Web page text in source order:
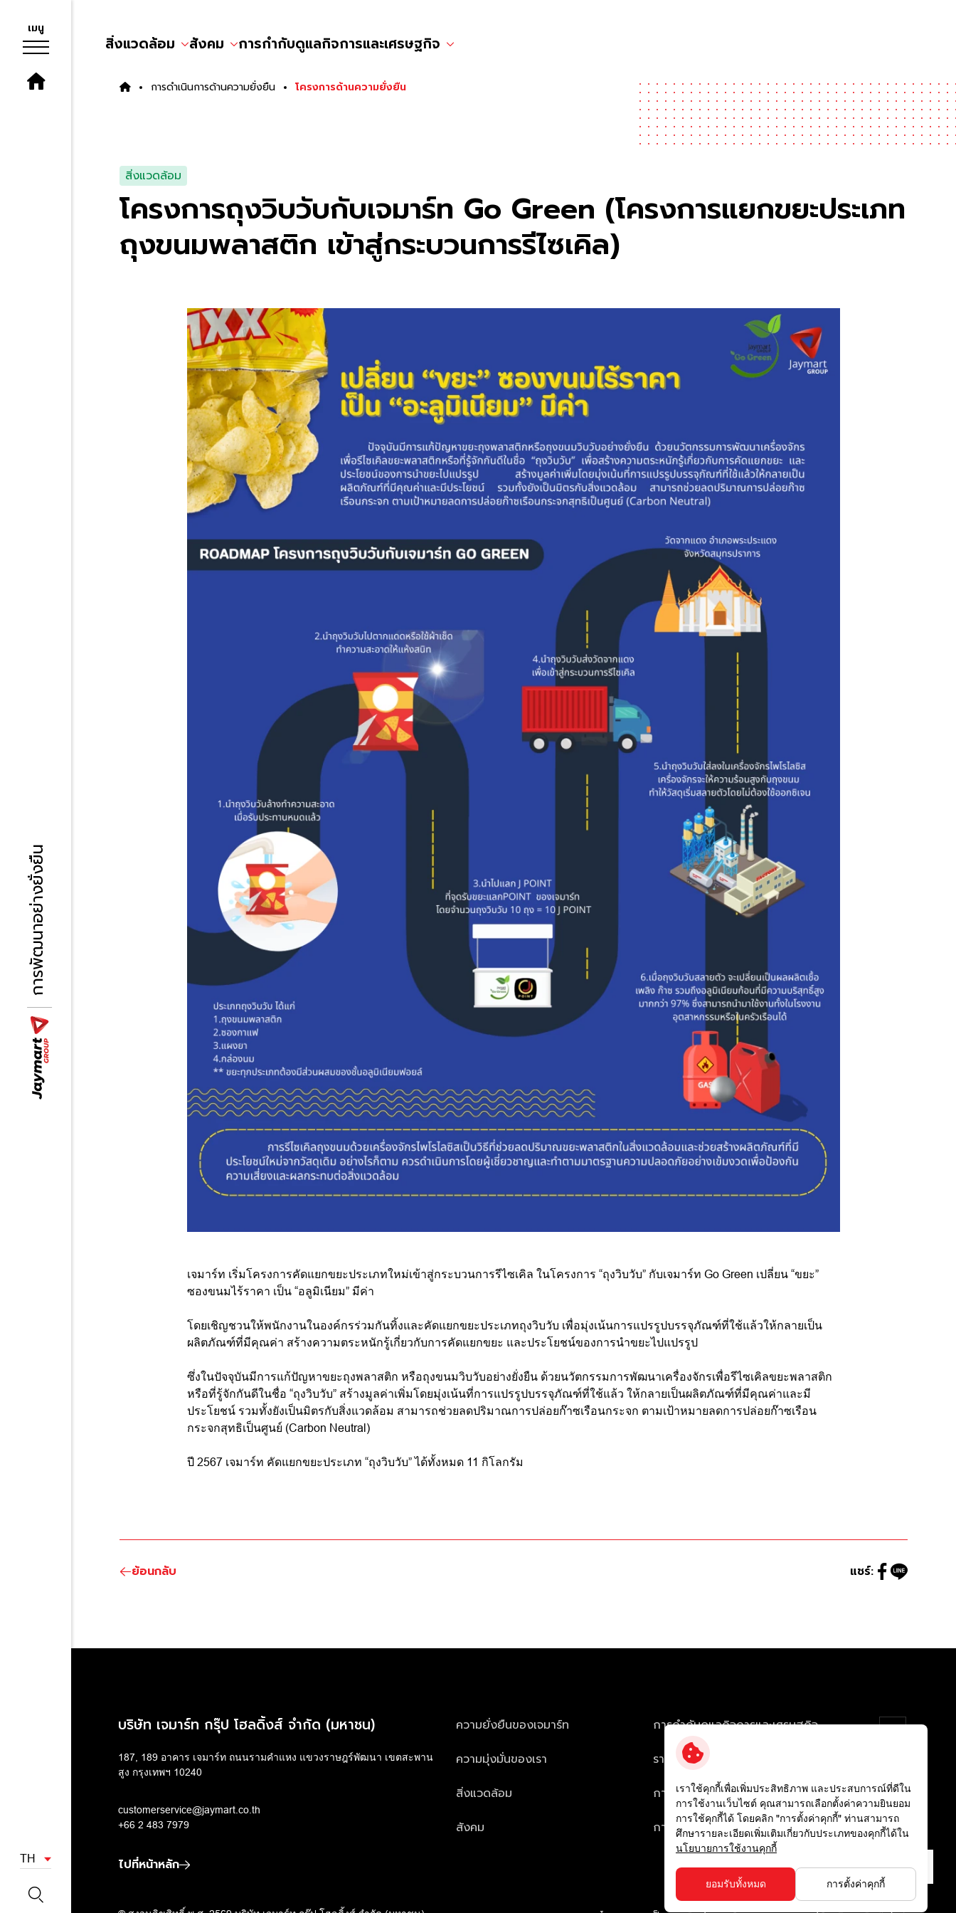
เมนู
การพัฒนาอย่างยั่งยืน
TH
สิ่งแวดล้อม สังคม การกำกับดูแลกิจการและเศรษฐกิจ
การดำเนินการด้านความยั่งยืน โครงการด้านความยั่งยืน
สิ่งแวดล้อม
โครงการถุงวิบวับกับเจมาร์ท Go Green (โครงการแยกขยะประเภท
ถุงขนมพลาสติก เข้าสู่กระบวนการรีไซเคิล)
เจมาร์ท เริ่มโครงการคัดแยกขยะประเภทใหม่เข้าสู่กระบวนการรีไซเคิล ในโครงการ “ถุงวิบวับ” กับเจมาร์ท Go Green เปลี่ยน “ขยะ”
ซองขนมไร้ราคา เป็น “อลูมิเนียม” มีค่า
โดยเชิญชวนให้พนักงานในองค์กรร่วมกันทิ้งและคัดแยกขยะประเภทถุงวิบวับ เพื่อมุ่งเน้นการแปรรูปบรรจุภัณฑ์ที่ใช้แล้วให้กลายเป็น
ผลิตภัณฑ์ที่มีคุณค่า สร้างความตระหนักรู้เกี่ยวกับการคัดแยกขยะ และประโยชน์ของการนำขยะไปแปรรูป
ซึ่งในปัจจุบันมีการแก้ปัญหาขยะถุงพลาสติก หรือถุงขนมวิบวับอย่างยั่งยืน ด้วยนวัตกรรมการพัฒนาเครื่องจักรเพื่อรีไซเคิลขยะพลาสติก
หรือที่รู้จักกันดีในชื่อ “ถุงวิบวับ” สร้างมูลค่าเพิ่มโดยมุ่งเน้นที่การแปรรูปบรรจุภัณฑ์ที่ใช้แล้ว ให้กลายเป็นผลิตภัณฑ์ที่มีคุณค่าและมี
ประโยชน์ รวมทั้งยังเป็นมิตรกับสิ่งแวดล้อม สามารถช่วยลดปริมาณการปล่อยก๊าซเรือนกระจก ตามเป้าหมายลดการปล่อยก๊าซเรือน
กระจกสุทธิเป็นศูนย์ (Carbon Neutral)
ปี 2567 เจมาร์ท คัดแยกขยะประเภท “ถุงวิบวับ” ได้ทั้งหมด 11 กิโลกรัม
ย้อนกลับ แชร์:
บริษัท เจมาร์ท กรุ๊ป โฮลดิ้งส์ จำกัด (มหาชน)
187, 189 อาคาร เจมาร์ท ถนนรามคำแหง แขวงราษฎร์พัฒนา เขตสะพาน
สูง กรุงเทพฯ 10240
customerservice@jaymart.co.th
+66 2 483 7979
ไปที่หน้าหลัก
ความยั่งยืนของเจมาร์ท
ความมุ่งมั่นของเรา
สิ่งแวดล้อม
สังคม
การกำกับดูแลกิจการและเศรษฐกิจ
รายงานและการเปิดเผยข้อมูล
การดำเนินการด้านความยั่งยืน
การประเมินผลจากภายนอก
เราใช้คุกกี้เพื่อเพิ่มประสิทธิภาพ และประสบการณ์ที่ดีใน
การใช้งานเว็บไซต์ คุณสามารถเลือกตั้งค่าความยินยอม
การใช้คุกกี้ได้ โดยคลิก "การตั้งค่าคุกกี้" ท่านสามารถ
ศึกษารายละเอียดเพิ่มเติมเกี่ยวกับประเภทของคุกกี้ได้ใน
นโยบายการใช้งานคุกกี้
ยอมรับทั้งหมด การตั้งค่าคุกกี้